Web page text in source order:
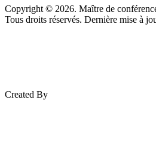
Copyright © 2026. Maître de
Tous droits réservés. Dernière mise à
Created By